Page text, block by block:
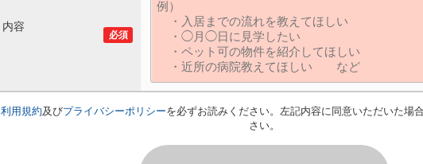
必須
内容
利用規約及びプライバシーポリシーを必ずお読みください。左記内容に同意いただいた場
さい。